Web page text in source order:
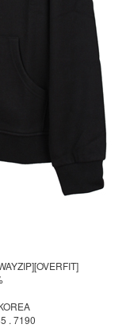
. 7190